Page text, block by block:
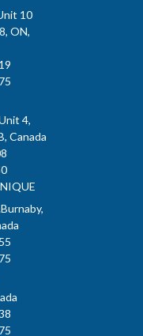
10
ON,
4,
Canada